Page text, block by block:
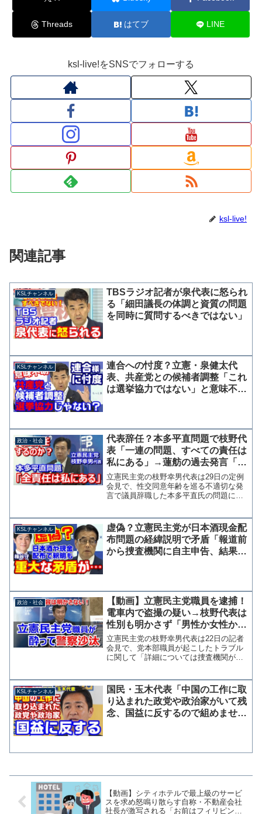
Threads はてブ LINE
ksl-live!をSNSでフォローする
ksl-live!
関連記事
KSLチャンネル
TBSラジオ記者が泉代表に怒られ
る「細田議長の体調と資質の問題
を同時に質問するべきではない」
KSLチャンネル
連合への忖度？立憲・泉健太代
表、共産党との候補者調整「これ
は選挙協力ではない」と意味不明
政治・社会
代表辞任？本多平直問題で枝野代
表「一連の問題、すべての責任は
私にある」→蓮舫の過去発言「責
任は感じるものではなく取るも
の」
立憲民主党の枝野幸男代表は29日の定例
会見で、性交同意年齢を巡る不適切な発
言で議員辞職した本多平直氏の問題につ
題発覚当初に「本人が言い過ぎたので撤
回だと言っているのでそ...
KSLチャンネル
虚偽？立憲民主党が日本酒現金配
布問題の経緯説明で矛盾「報道前
から捜査機関に自主申告、結果を
政治・社会
【動画】立憲民主党職員を逮捕！
電車内で盗撮の疑い→枝野代表は
性別も明かさず「男性か女性かと
分ける時代ではない」不敵な笑み
立憲民主党の枝野幸男代表は22日の記者
会見で、党本部職員が起こしたトラブル
に関して「詳細については捜査機関が最
する」と詳細を明かさなかった。 トラ
ブルは21日の夜に福山...
KSLチャンネル
国民・玉木代表「中国の工作に取
り込まれた政党や政治家がいて残
念、国益に反するので組めませ
【動画】シティホテルで最上級のサービ
スを求め怒鳴り散らす自称・不動産会社
社長が激写される「お前はフィリピン人